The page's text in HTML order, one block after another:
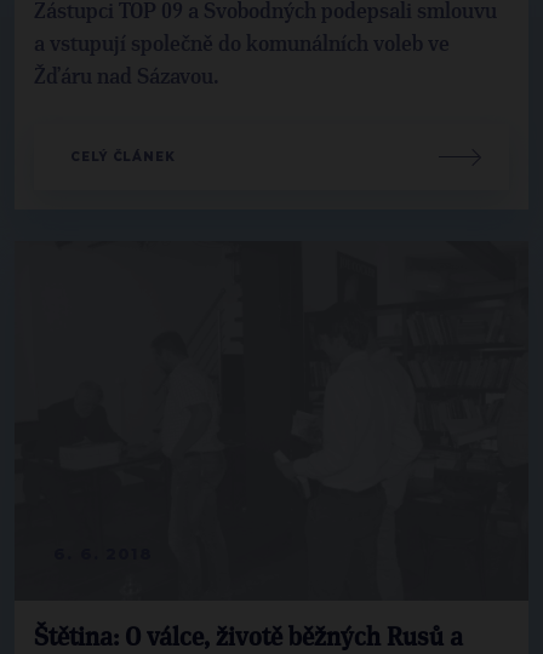
Zástupci TOP 09 a Svobodných podepsali smlouvu
a vstupují společně do komunálních voleb ve
Žďáru nad Sázavou.
CELÝ ČLÁNEK
Štětina: O válce, životě běžných Rusů a